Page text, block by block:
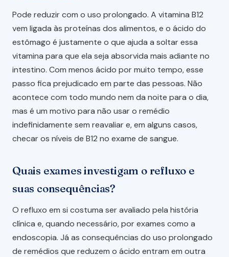
Pode reduzir com o uso prolongado. A vitamina B12
vem ligada às proteínas dos alimentos, e o ácido do
estômago é justamente o que ajuda a soltar essa
vitamina para que ela seja absorvida mais adiante no
intestino. Com menos ácido por muito tempo, esse
passo fica prejudicado em parte das pessoas. Não
acontece com todo mundo nem da noite para o dia,
mas é um motivo para não usar o remédio
indefinidamente sem reavaliar e, em alguns casos,
checar os níveis de B12 no exame de sangue.
Quais exames investigam o refluxo e
suas consequências?
O refluxo em si costuma ser avaliado pela história
clínica e, quando necessário, por exames como a
endoscopia. Já as consequências do uso prolongado
de remédios que reduzem o ácido entram em outra